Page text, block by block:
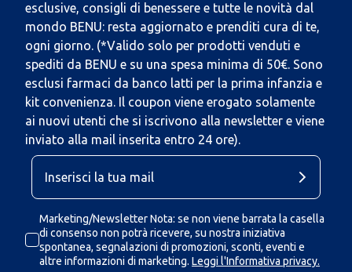
esclusive, consigli di benessere e tutte le novità dal
mondo BENU: resta aggiornato e prenditi cura di te,
ogni giorno. (*Valido solo per prodotti venduti e
spediti da BENU e su una spesa minima di 50€. Sono
esclusi farmaci da banco latti per la prima infanzia e
kit convenienza. Il coupon viene erogato solamente
ai nuovi utenti che si iscrivono alla newsletter e viene
inviato alla mail inserita entro 24 ore).
Marketing/Newsletter Nota: se non viene barrata la casella
di consenso non potrà ricevere, su nostra iniziativa
spontanea, segnalazioni di promozioni, sconti, eventi e
altre informazioni di marketing. Leggi l'Informativa privacy.